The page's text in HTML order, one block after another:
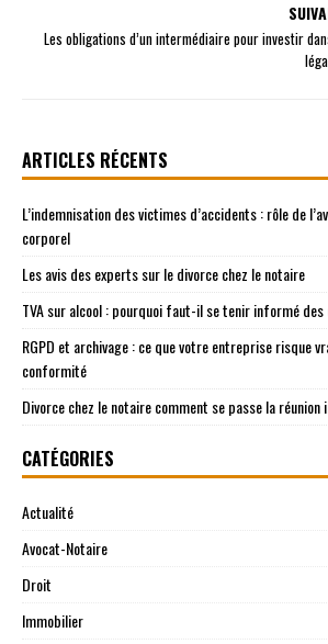
Les obligations d’un intermédiaire pour investir
ARTICLES RÉCENTS
L’indemnisation des victimes d’accidents : rôle de
corporel
Les avis des experts sur le divorce chez le notaire
TVA sur alcool : pourquoi faut-il se tenir informé des
RGPD et archivage : ce que votre entreprise risque
conformité
Divorce chez le notaire comment se passe la réunion
CATÉGORIES
Actualité
Avocat-Notaire
Droit
Immobilier